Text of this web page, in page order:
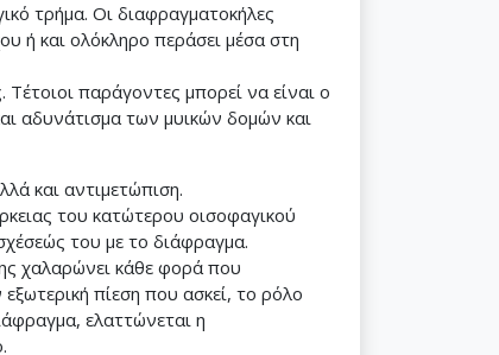
τρήμα. Οι διαφραγματοκήλες
ή και ολόκληρο περάσει μέσα στη
παράγοντες μπορεί να είναι ο
αδυνάτισμα των μυικών δομών και
και αντιμετώπιση.
του κατώτερου οισοφαγικού
του με το διάφραγμα.
χαλαρώνει κάθε φορά που
πίεση που ασκεί, το ρόλο
ελαττώνεται η